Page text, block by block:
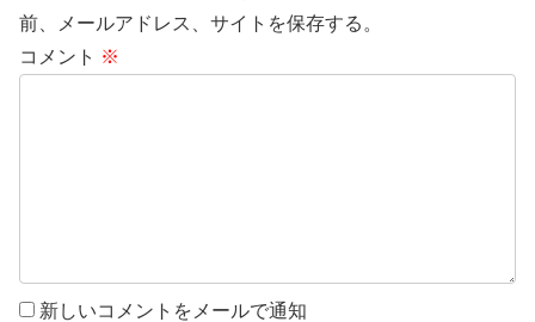
前、メールアドレス、サイトを保存する。
コメント ※
新しいコメントをメールで通知